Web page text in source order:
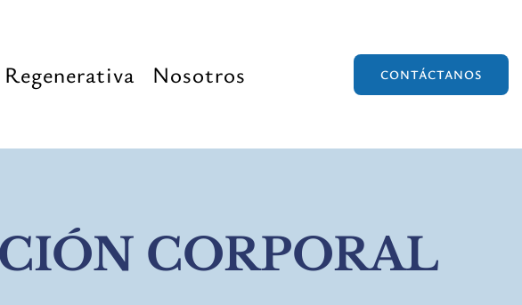
Nosotros CONTÁCTANOS
CORPORAL